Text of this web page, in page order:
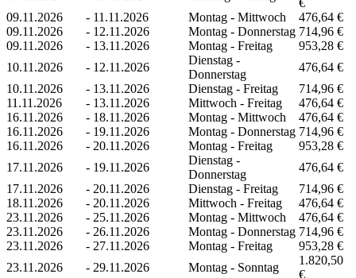
€
09.11.2026
- 11.11.2026 Montag - Mittwoch
476,64 €
09.11.2026
- 12.11.2026 Montag - Donnerstag 714,96 €
09.11.2026
- 13.11.2026 Montag - Freitag
953,28 €
10.11.2026
- 12.11.2026
Dienstag -
Donnerstag
476,64 €
10.11.2026
- 13.11.2026 Dienstag - Freitag
714,96 €
11.11.2026
- 13.11.2026 Mittwoch - Freitag
476,64 €
16.11.2026
- 18.11.2026 Montag - Mittwoch
476,64 €
16.11.2026
- 19.11.2026 Montag - Donnerstag 714,96 €
16.11.2026
- 20.11.2026 Montag - Freitag
953,28 €
17.11.2026
- 19.11.2026
Dienstag -
Donnerstag
476,64 €
17.11.2026
- 20.11.2026 Dienstag - Freitag
714,96 €
18.11.2026
- 20.11.2026 Mittwoch - Freitag
476,64 €
23.11.2026
- 25.11.2026 Montag - Mittwoch
476,64 €
23.11.2026
- 26.11.2026 Montag - Donnerstag 714,96 €
23.11.2026
- 27.11.2026 Montag - Freitag
953,28 €
23.11.2026
- 29.11.2026 Montag - Sonntag
1.820,50
€